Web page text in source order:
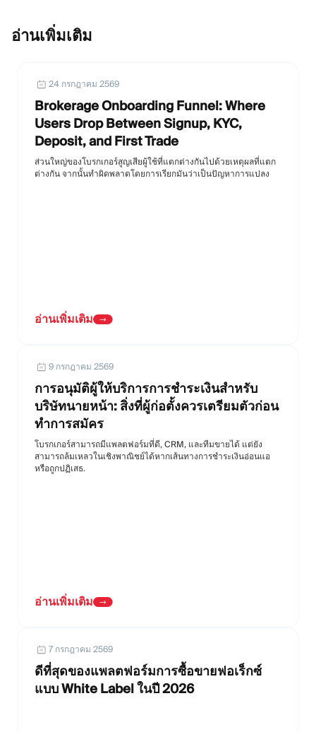
อ่านเพิ่มเติม
24 กรกฎาคม 2569
Brokerage Onboarding Funnel: Where
Users Drop Between Signup, KYC,
Deposit, and First Trade
ส่วนใหญ่ของโบรกเกอร์สูญเสียผู้ใช้ที่แตกต่างกันไปด้วยเหตุผลที่แตก
ต่างกัน จากนั้นทำผิดพลาดโดยการเรียกมันว่าเป็นปัญหาการแปลง
อ่านเพิ่มเติม
9 กรกฎาคม 2569
การอนุมัติผู้ให้บริการการชำระเงินสำหรับ
บริษัทนายหน้า: สิ่งที่ผู้ก่อตั้งควรเตรียมตัวก่อน
ทำการสมัคร
โบรกเกอร์สามารถมีแพลตฟอร์มที่ดี, CRM, และทีมขายได้ แต่ยัง
สามารถล้มเหลวในเชิงพาณิชย์ได้หากเส้นทางการชำระเงินอ่อนแอ
หรือถูกปฏิเสธ.
อ่านเพิ่มเติม
7 กรกฎาคม 2569
ดีที่สุดของแพลตฟอร์มการซื้อขายฟอเร็กซ์
แบบ White Label ในปี 2026